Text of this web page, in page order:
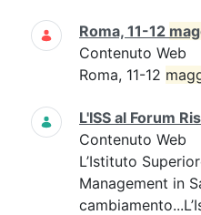
Roma, 11-12
Contenuto Web
Roma, 11-12
L'ISS al Forum
Contenuto Web
L’Istituto
Management in